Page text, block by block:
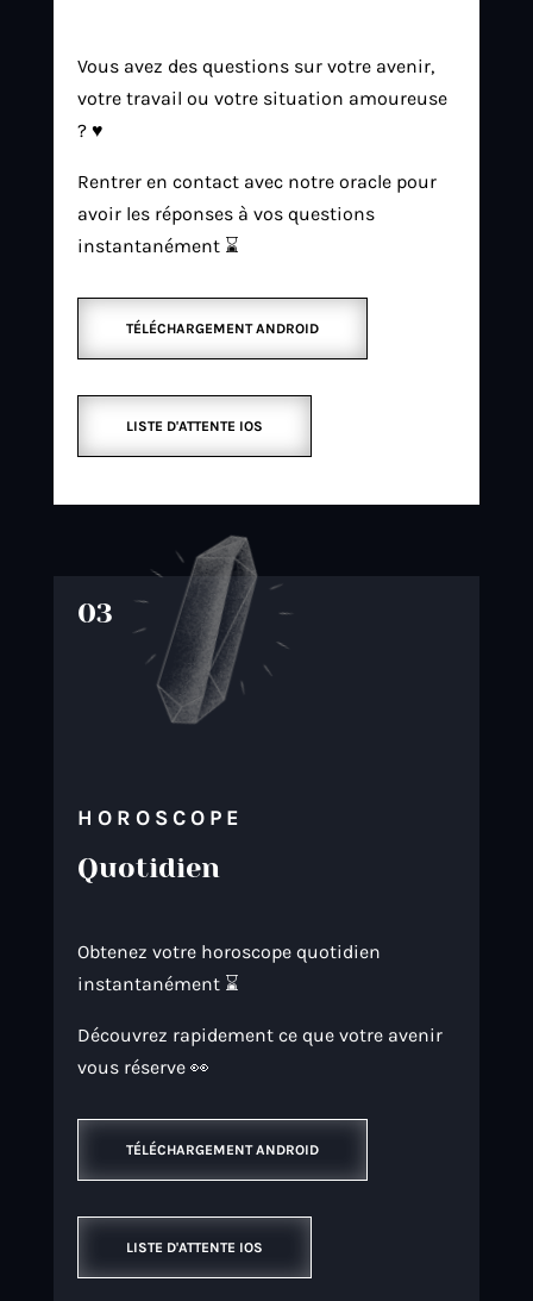
Vous avez des questions sur votre avenir,
votre travail ou votre situation amoureuse
? ♥️
Rentrer en contact avec notre oracle pour
avoir les réponses à vos questions
instantanément ⌛
TÉLÉCHARGEMENT ANDROID
LISTE D'ATTENTE IOS
03
HOROSCOPE
Quotidien
Obtenez votre horoscope quotidien
instantanément ⌛
Découvrez rapidement ce que votre avenir
vous réserve 👀
TÉLÉCHARGEMENT ANDROID
LISTE D'ATTENTE IOS